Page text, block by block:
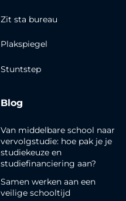
Zit sta bureau
Plakspiegel
Stuntstep
Blog
Van middelbare school naar
vervolgstudie: hoe pak je je
studiekeuze en
studiefinanciering aan?
Samen werken aan een
veilige schooltijd